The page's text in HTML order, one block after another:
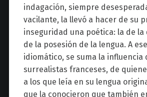
indagación, siempre
vacilante, la llevó a hacer de su
inseguridad una poética: la de la
de la posesión de la lengua. A
idiomático, se suma la influencia
surrealistas franceses, de
a los que leía en su lengua
que la conocieron que también